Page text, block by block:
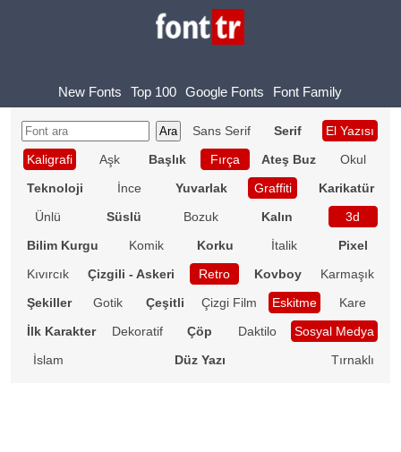
New Fonts Top 100 Google Fonts Font Family
Sans Serif Serif
El Yazısı
Kaligrafi
Aşk Başlık Fırça Ateş Buz
Okul
Teknoloji
İnce Yuvarlak Graffiti
Karikatür
Ünlü
Süslü Bozuk Kalın
3d
Bilim Kurgu
Komik Korku İtalik
Pixel
Kıvırcık
Çizgili - Askeri Retro Kovboy
Karmaşık
Şekiller
Gotik Çeşitli Çizgi Film Eskitme
Kare
İlk Karakter
Dekoratif Çöp Daktilo
Sosyal Medya
İslam
Düz Yazı Tırnaklı